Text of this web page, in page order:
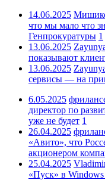
14.06.2025
что мы мало что
Генпрокуратуры 1
13.06.2025
показывают
13.06.2025
сервисы — на
6.05.2025
директор по
уже не будет 1
26.04.2025
«Авито», что
акционером
25.04.2025
«Пуск» в